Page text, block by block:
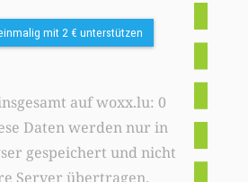
mit 2 € unterstützen
auf woxx.lu: 0
Daten werden nur in
gespeichert und nicht
Server übertragen.